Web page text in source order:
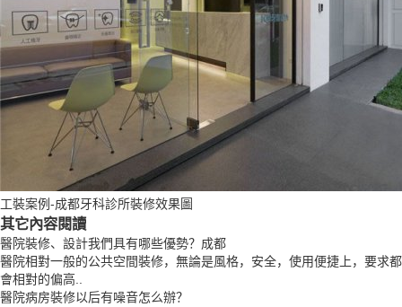
工裝案例-成都牙科診所裝修效果圖
其它內容閱讀
醫院裝修、設計我們具有哪些優勢？成都
醫院相對一般的公共空間裝修，無論是風格，安全，使用便捷上，要求都
會相對的偏高..
醫院病房裝修以后有噪音怎么辦？